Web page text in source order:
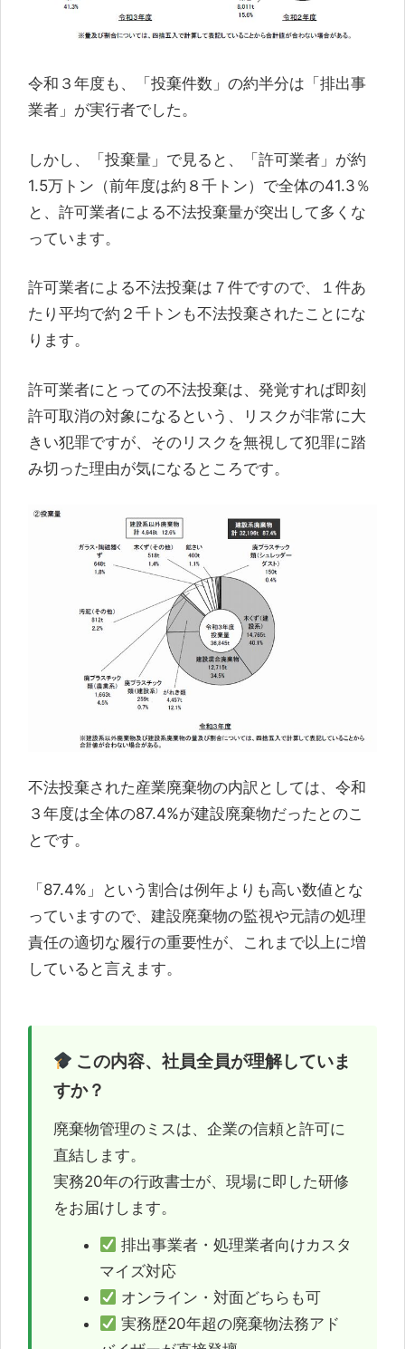
令和３年度も、「投棄件数」の約半分は「排出事
業者」が実行者でした。
しかし、「投棄量」で見ると、「許可業者」が約
1.5万トン（前年度は約８千トン）で全体の41.3％
と、許可業者による不法投棄量が突出して多くな
っています。
許可業者による不法投棄は７件ですので、１件あ
たり平均で約２千トンも不法投棄されたことにな
ります。
許可業者にとっての不法投棄は、発覚すれば即刻
許可取消の対象になるという、リスクが非常に大
きい犯罪ですが、そのリスクを無視して犯罪に踏
み切った理由が気になるところです。
不法投棄された産業廃棄物の内訳としては、令和
３年度は全体の87.4%が建設廃棄物だったとのこ
とです。
「87.4%」という割合は例年よりも高い数値とな
っていますので、建設廃棄物の監視や元請の処理
責任の適切な履行の重要性が、これまで以上に増
していると言えます。
この内容、社員全員が理解していま
すか？
廃棄物管理のミスは、企業の信頼と許可に
直結します。
実務20年の行政書士が、現場に即した研修
をお届けします。
排出事業者・処理業者向けカスタ
マイズ対応
オンライン・対面どちらも可
実務歴20年超の廃棄物法務アド